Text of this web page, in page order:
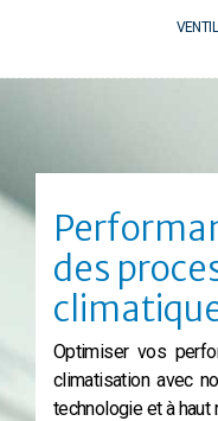
des
Optimiser vos
climatisation avec
technologie et à haut